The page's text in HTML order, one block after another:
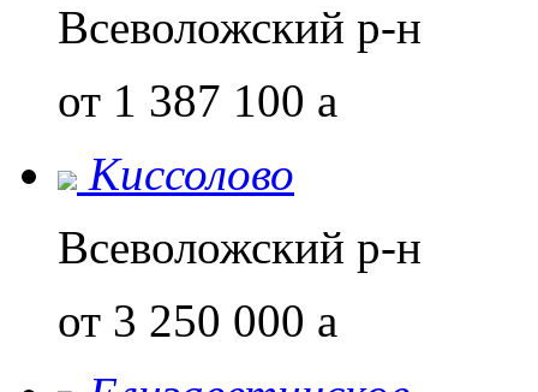
Всеволожский р-н
от 1 387 100 a
Киссолово
Всеволожский р-н
от 3 250 000 a